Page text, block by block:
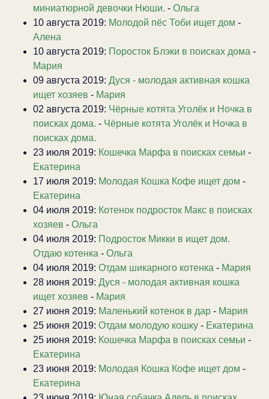
миниатюрной девочки Нюши. - Ольга
10 августа 2019: Молодой пёс Тоби ищет дом -
Алена
10 августа 2019: Поросток Блэки в поисках дома -
Мария
09 августа 2019: Дуся - молодая активная кошка
ищет хозяев - Мария
02 августа 2019: Чёрные котята Уголёк и Ночка в
поисках дома. - Чёрные котята Уголёк и Ночка в
поисках дома.
23 июля 2019: Кошечка Марфа в поисках семьи -
Екатерина
17 июля 2019: Молодая Кошка Кофе ищет дом -
Екатерина
04 июля 2019: Котенок подросток Макс в поисках
хозяев - Ольга
04 июля 2019: Подросток Микки в ищет дом.
Отдаю котенка - Ольга
04 июля 2019: Отдам шикарного котенка - Мария
28 июня 2019: Дуся - молодая активная кошка
ищет хозяев - Мария
27 июня 2019: Маленький котенок в дар - Мария
25 июня 2019: Отдам молодую кошку - Екатерина
25 июня 2019: Кошечка Марфа в поисках семьи -
Екатерина
23 июня 2019: Молодая Кошка Кофе ищет дом -
Екатерина